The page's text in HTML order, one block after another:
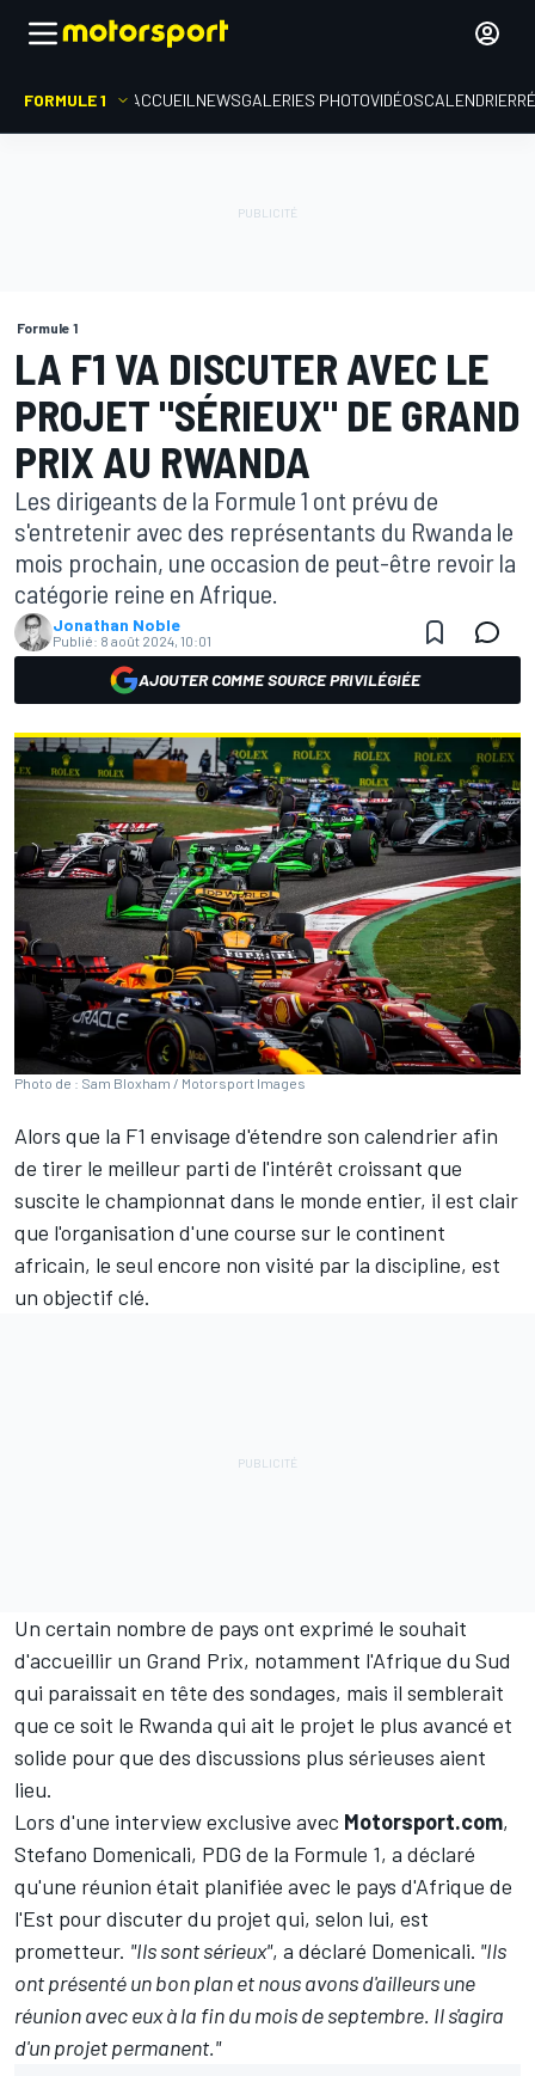
FORMULE 1 ACCUEIL NEWSGALERIES PHOTOVIDÉOSCALENDRIER
Formule 1
LA F1 VA DISCUTER AVEC LE
PROJET "SÉRIEUX" DE GRAND
PRIX AU RWANDA
Les dirigeants de la Formule 1 ont prévu de
s'entretenir avec des représentants du Rwanda le
mois prochain, une occasion de peut-être revoir la
catégorie reine en Afrique.
Jonathan Noble
Publié: 8 août 2024, 10:01
AJOUTER COMME SOURCE PRIVILÉGIÉE
Photo de : Sam Bloxham / Motorsport Images
Alors que la F1 envisage d'étendre son calendrierafin
de tirer le meilleur parti de l'intérêt croissant que
suscite le championnat dans le monde entier, il est clair
que l'organisation d'une course sur le continent
africain, le seul encore non visité par la discipline, est
un objectif clé.
Un certain nombre de pays ont exprimé le souhait
d'accueillir un Grand Prix, notamment l'Afrique du Sud
qui paraissait en tête des sondages, mais il semblerait
que ce soit le Rwanda qui ait le projet le plus avancé et
solide pour que des discussions plus sérieuses aient
lieu.
Lors d'une interview exclusive avec Motorsport.com,
Stefano Domenicali, PDG de la Formule 1, a déclaré
qu'une réunion était planifiée avec le pays d'Afrique de
l'Est pour discuter du projet qui, selon lui, est
prometteur. "Ils sont sérieux", a déclaré Domenicali. "Ils
ont présenté un bon plan et nous avons d'ailleurs une
réunion avec eux à la fin du mois de septembre. Il s'agira
d'un projet permanent."